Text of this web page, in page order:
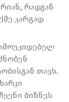
რადგან
კარგად
თავს.
ბიზნეს